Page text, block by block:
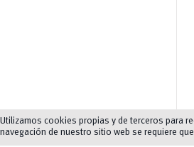
Utilizamos cookies propias y de terceros para
navegación de nuestro sitio web se requiere